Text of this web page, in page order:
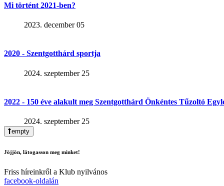
Mi történt 2021-ben?
2023. december 05
2020 - Szentgotthárd sportja
2024. szeptember 25
2022 - 150 éve alakult meg Szentgotthárd Önkéntes Tűzoltó
2024. szeptember 25
empty
Jöjjön, látogasson meg minket!
Friss híreinkről a Klub nyilvános
facebook-oldalán